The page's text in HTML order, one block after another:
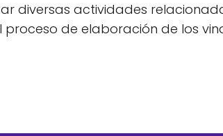
diversas actividades
de elaboración de los